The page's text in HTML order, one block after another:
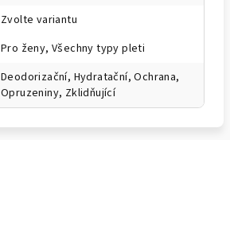
Zvolte variantu
Pro ženy, Všechny typy pleti
Deodorizační, Hydratační, Ochrana,
Opruzeniny, Zklidňující